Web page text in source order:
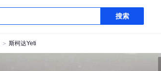
搜索
＞ 斯柯达Yeti